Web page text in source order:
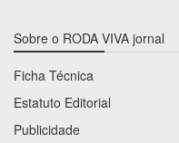
Sobre o RODA VIVA jornal
Ficha Técnica
Estatuto Editorial
Publicidade